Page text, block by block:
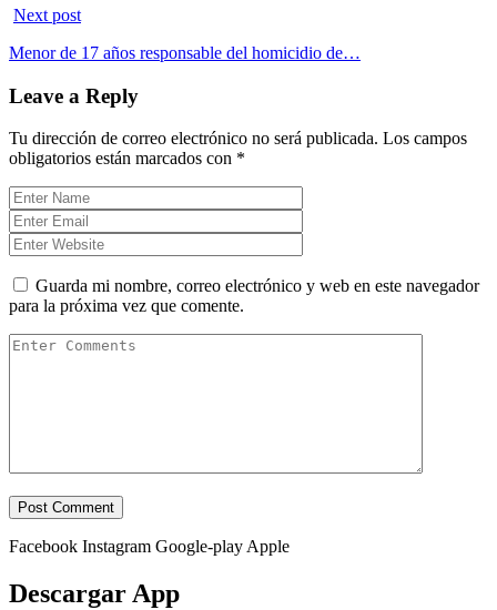
Next post
Menor de 17 años responsable del homicidio de…
Leave a Reply
Tu dirección de correo electrónico no será publicada. Los campos
obligatorios están marcados con *
Guarda mi nombre, correo electrónico y web en este navegador
para la próxima vez que comente.
Facebook Instagram Google-play Apple
Descargar App